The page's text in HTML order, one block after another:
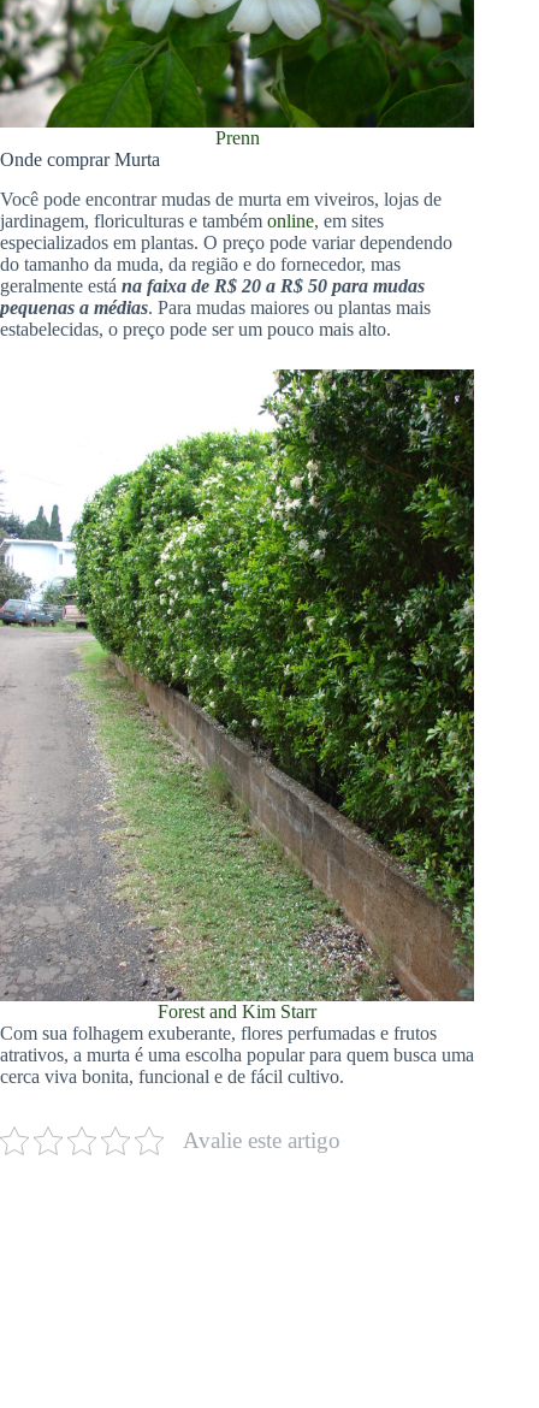
Prenn
Onde comprar Murta
Você pode encontrar mudas de murta em viveiros, lojas de
jardinagem, floriculturas e também online, em sites
especializados em plantas. O preço pode variar dependendo
do tamanho da muda, da região e do fornecedor, mas
geralmente está na faixa de R$ 20 a R$ 50 para mudas
pequenas a médias. Para mudas maiores ou plantas mais
estabelecidas, o preço pode ser um pouco mais alto.
Forest and Kim Starr
Com sua folhagem exuberante, flores perfumadas e frutos
atrativos, a murta é uma escolha popular para quem busca uma
cerca viva bonita, funcional e de fácil cultivo.
Avalie este artigo